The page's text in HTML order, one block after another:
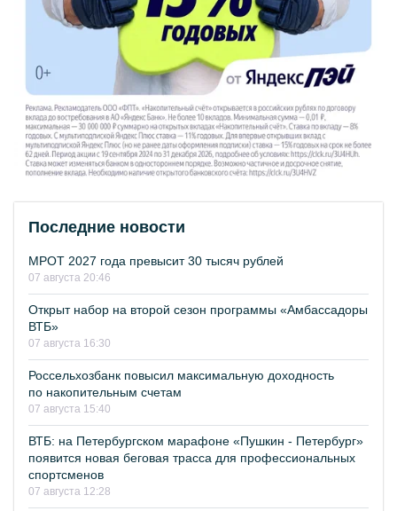
Последние новости
МРОТ 2027 года превысит 30 тысяч рублей
07 августа 20:46
Открыт набор на второй сезон программы «Амбассадоры
ВТБ»
07 августа 16:30
Россельхозбанк повысил максимальную доходность
по накопительным счетам
07 августа 15:40
ВТБ: на Петербургском марафоне «Пушкин - Петербург»
появится новая беговая трасса для профессиональных
спортсменов
07 августа 12:28